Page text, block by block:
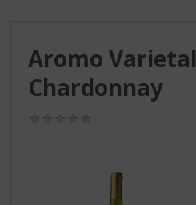
Aromo Varietal
Chardonnay